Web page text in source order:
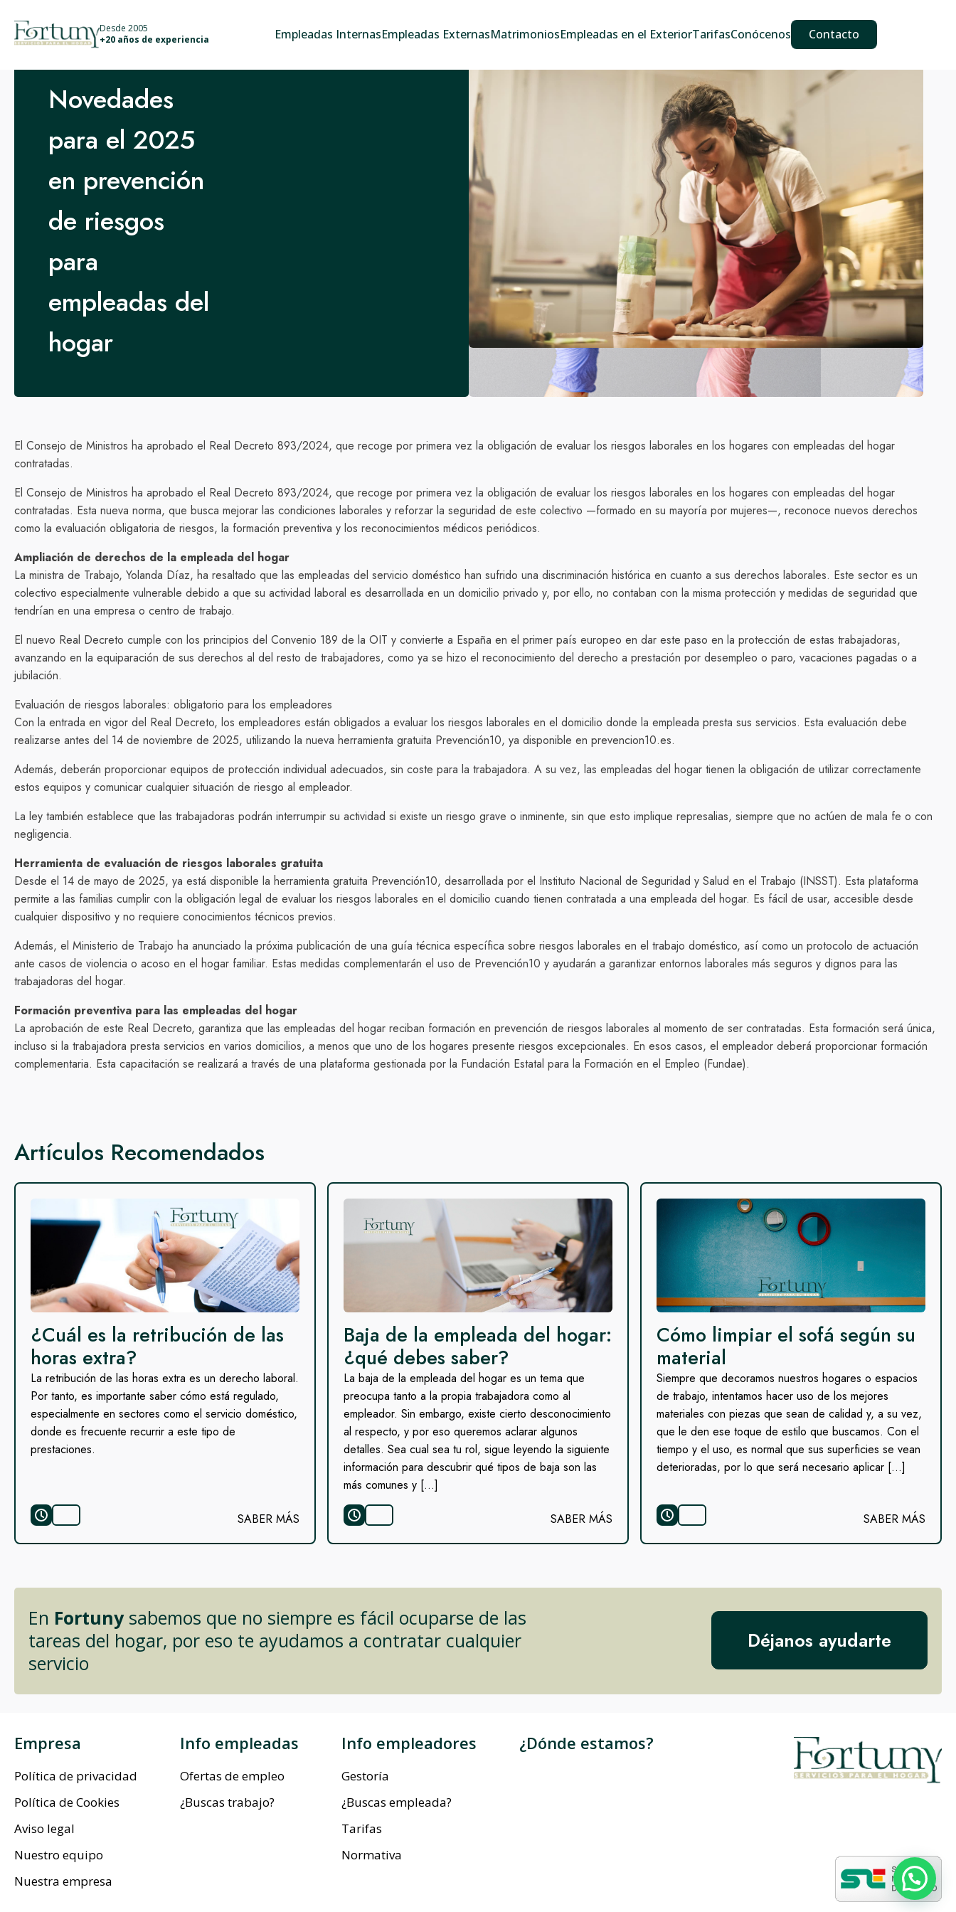
Desde 2005
+20 años de experiencia
Empleadas InternasEmpleadas ExternasMatrimoniosEmpleadas en el ExteriorTarifasConócenos Contacto
Novedades
para el 2025
en prevención
de riesgos
para
empleadas del
hogar
El Consejo de Ministros ha aprobado el Real Decreto 893/2024, que recoge por primera vez la obligación de evaluar los riesgos laborales en los hogares con empleadas del hogar
contratadas.
El Consejo de Ministros ha aprobado el Real Decreto 893/2024, que recoge por primera vez la obligación de evaluar los riesgos laborales en los hogares con empleadas del hogar
contratadas. Esta nueva norma, que busca mejorar las condiciones laborales y reforzar la seguridad de este colectivo —formado en su mayoría por mujeres—, reconoce nuevos derechos
como la evaluación obligatoria de riesgos, la formación preventiva y los reconocimientos médicos periódicos.
Ampliación de derechos de la empleada del hogar
La ministra de Trabajo, Yolanda Díaz, ha resaltado que las empleadas del servicio doméstico han sufrido una discriminación histórica en cuanto a sus derechos laborales. Este sector es un
colectivo especialmente vulnerable debido a que su actividad laboral es desarrollada en un domicilio privado y, por ello, no contaban con la misma protección y medidas de seguridad que
tendrían en una empresa o centro de trabajo.
El nuevo Real Decreto cumple con los principios del Convenio 189 de la OIT y convierte a España en el primer país europeo en dar este paso en la protección de estas trabajadoras,
avanzando en la equiparación de sus derechos al del resto de trabajadores, como ya se hizo el reconocimiento del derecho a prestación por desempleo o paro, vacaciones pagadas o a
jubilación.
Evaluación de riesgos laborales: obligatorio para los empleadores
Con la entrada en vigor del Real Decreto, los empleadores están obligados a evaluar los riesgos laborales en el domicilio donde la empleada presta sus servicios. Esta evaluación debe
realizarse antes del 14 de noviembre de 2025, utilizando la nueva herramienta gratuita Prevención10, ya disponible en prevencion10.es.
Además, deberán proporcionar equipos de protección individual adecuados, sin coste para la trabajadora. A su vez, las empleadas del hogar tienen la obligación de utilizar correctamente
estos equipos y comunicar cualquier situación de riesgo al empleador.
La ley también establece que las trabajadoras podrán interrumpir su actividad si existe un riesgo grave o inminente, sin que esto implique represalias, siempre que no actúen de mala fe o con
negligencia.
Herramienta de evaluación de riesgos laborales gratuita
Desde el 14 de mayo de 2025, ya está disponible la herramienta gratuita Prevención10, desarrollada por el Instituto Nacional de Seguridad y Salud en el Trabajo (INSST). Esta plataforma
permite a las familias cumplir con la obligación legal de evaluar los riesgos laborales en el domicilio cuando tienen contratada a una empleada del hogar. Es fácil de usar, accesible desde
cualquier dispositivo y no requiere conocimientos técnicos previos.
Además, el Ministerio de Trabajo ha anunciado la próxima publicación de una guía técnica específica sobre riesgos laborales en el trabajo doméstico, así como un protocolo de actuación
ante casos de violencia o acoso en el hogar familiar. Estas medidas complementarán el uso de Prevención10 y ayudarán a garantizar entornos laborales más seguros y dignos para las
trabajadoras del hogar.
Formación preventiva para las empleadas del hogar
La aprobación de este Real Decreto, garantiza que las empleadas del hogar reciban formación en prevención de riesgos laborales al momento de ser contratadas. Esta formación será única,
incluso si la trabajadora presta servicios en varios domicilios, a menos que uno de los hogares presente riesgos excepcionales. En esos casos, el empleador deberá proporcionar formación
complementaria. Esta capacitación se realizará a través de una plataforma gestionada por la Fundación Estatal para la Formación en el Empleo (Fundae).
Artículos Recomendados
¿Cuál es la retribución de las
horas extra?
La retribución de las horas extra es un derecho laboral.
Por tanto, es importante saber cómo está regulado,
especialmente en sectores como el servicio doméstico,
donde es frecuente recurrir a este tipo de
prestaciones.
SABER MÁS
Baja de la empleada del hogar:
¿qué debes saber?
La baja de la empleada del hogar es un tema que
preocupa tanto a la propia trabajadora como al
empleador. Sin embargo, existe cierto desconocimiento
al respecto, y por eso queremos aclarar algunos
detalles. Sea cual sea tu rol, sigue leyendo la siguiente
información para descubrir qué tipos de baja son las
más comunes y […]
SABER MÁS
Cómo limpiar el sofá según su
material
Siempre que decoramos nuestros hogares o espacios
de trabajo, intentamos hacer uso de los mejores
materiales con piezas que sean de calidad y, a su vez,
que le den ese toque de estilo que buscamos. Con el
tiempo y el uso, es normal que sus superficies se vean
deterioradas, por lo que será necesario aplicar […]
SABER MÁS
En Fortunysabemos que no siempre es fácil ocuparse de las
tareas del hogar, por eso te ayudamos a contratar cualquier
servicio
Déjanos ayudarte
Empresa
Política de privacidad
Política de Cookies
Aviso legal
Nuestro equipo
Nuestra empresa
Info empleadas
Ofertas de empleo
¿Buscas trabajo?
Info empleadores
Gestoría
¿Buscas empleada?
Tarifas
Normativa
¿Dónde estamos?